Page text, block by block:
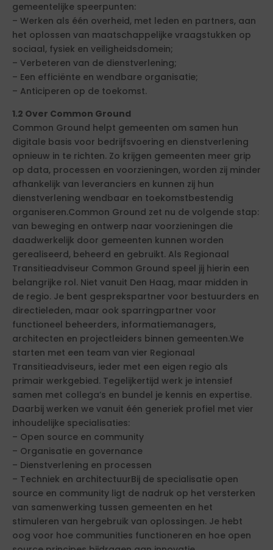
gemeentelijke speerpunten:
– Werken als één overheid, met leden en partners, aan
het oplossen van maatschappelijke vraagstukken op
sociaal, fysiek en veiligheidsdomein;
– Verbeteren van de dienstverlening;
– Een efficiënte en wendbare organisatie;
– Anticiperen op de toekomst.
1.2 Over Common Ground
Common Ground helpt gemeenten om samen hun
digitale basis voor bedrijfsvoering en dienstverlening
opnieuw in te richten. Zo krijgen gemeenten meer grip
op data, processen en voorzieningen, worden zij minder
afhankelijk van leveranciers en kunnen zij hun
dienstverlening wendbaar en toekomstbestendig
organiseren.Common Ground zet nu de volgende stap:
van beweging en ontwerp naar voorzieningen die
daadwerkelijk door gemeenten kunnen worden
gerealiseerd, beheerd en gebruikt. Als Regionaal
Transitieadviseur Common Ground speel jij hierin een
belangrijke rol. Niet vanuit Den Haag, maar midden in
de regio. Je bent gesprekspartner voor bestuurders en
directieleden, maar ook sparringpartner voor
functioneel beheerders, informatiemanagers,
architecten en projectleiders binnen gemeenten.We
starten met een team van vier Regionaal
Transitieadviseurs, ieder met een eigen regio als
primair werkgebied. Tegelijkertijd werk je intensief
samen met collega’s en bundel je kennis en expertise.
Daarbij werken we vanuit één generiek profiel met vier
inhoudelijke specialisaties:
– Open source en community
– Organisatie en governance
– Dienstverlening en processen
– Techniek en architectuurBij de specialisatie open
source en community ligt de nadruk op het versterken
van samenwerking tussen gemeenten en het
stimuleren van hergebruik van oplossingen. Je hebt
oog voor hoe communities functioneren en hoe open